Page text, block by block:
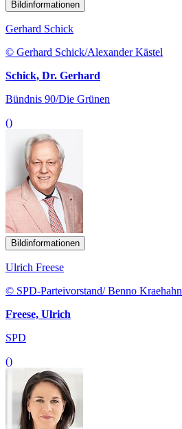
Bildinformationen
Gerhard Schick
© Gerhard Schick/Alexander Kästel
Schick, Dr. Gerhard
Bündnis 90/Die Grünen
()
Bildinformationen
Ulrich Freese
© SPD-Parteivorstand/ Benno Kraehahn
Freese, Ulrich
SPD
()